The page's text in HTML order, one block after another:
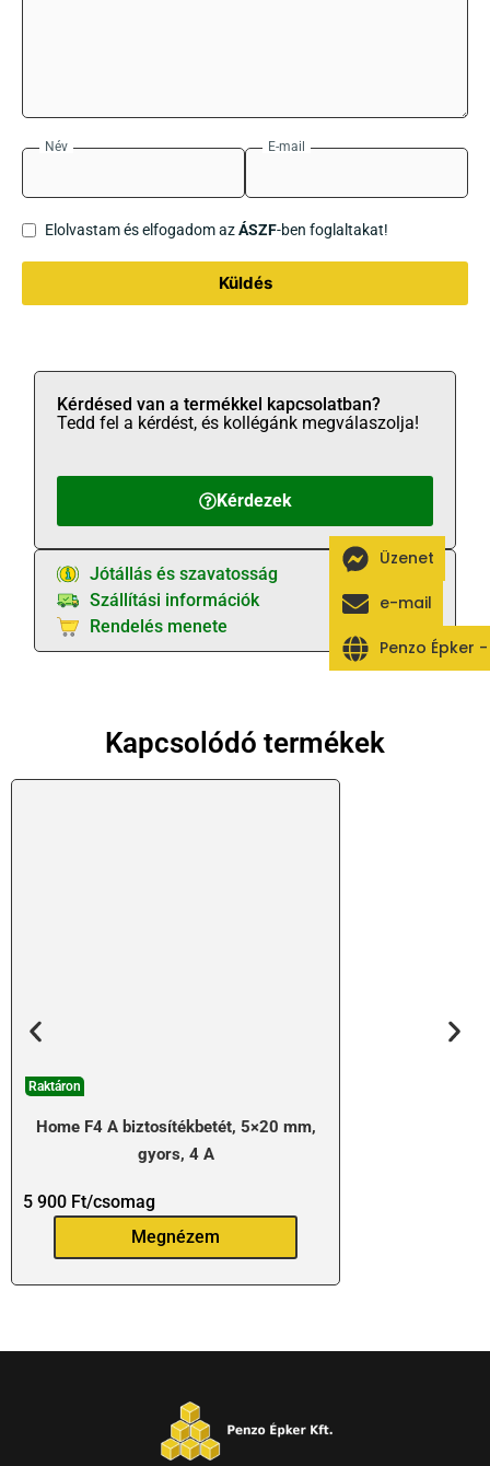
Név E-mail
Elolvastam és elfogadom azÁSZF-ben foglaltakat!
Küldés
Kérdezek
Kérdésed van a termékkel kapcsolatban?
Tedd fel a kérdést, és kollégánk megválaszolja!
Jótállás és szavatosság
Szállítási információk
Rendelés menete
Kapcsolódó termékek
Raktáron
Home F4 A biztosítékbetét, 5×20 mm,
gyors, 4 A
5 900 Ft/csomag
Megnézem
Üzenet
e-mail
Penzo Épker